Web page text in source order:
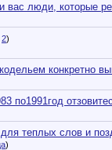
вас люди, которые
2)
конкретно
по1991год
теплых слов и
)